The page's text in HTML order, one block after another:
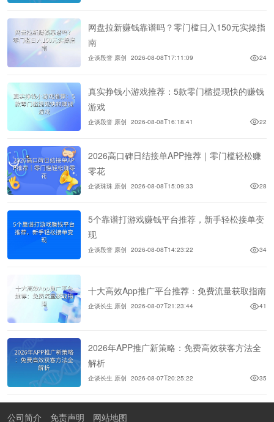
网盘拉新赚钱靠谱吗？零门槛日入150元实操指
南
企谈段誉 原创 2026-08-08T17:11:09 24
真实挣钱小游戏推荐：5款零门槛提现快的赚钱
游戏
企谈段誉 原创 2026-08-08T16:18:41 22
2026高口碑日结接单APP推荐｜零门槛轻松赚
零花
企谈珠珠 原创 2026-08-08T15:09:33 28
5个靠谱打游戏赚钱平台推荐，新手轻松接单变
现
企谈段誉 原创 2026-08-08T14:23:22 34
十大高效App推广平台推荐：免费流量获取指南
企谈长生 原创 2026-08-07T21:23:44 41
2026年APP推广新策略：免费高效获客方法全
解析
企谈长生 原创 2026-08-07T20:25:22 35
公司简介 免责声明 网站地图